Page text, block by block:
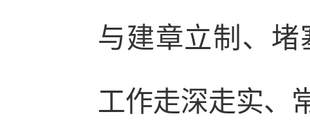
与建章立制、
工作走深走实、